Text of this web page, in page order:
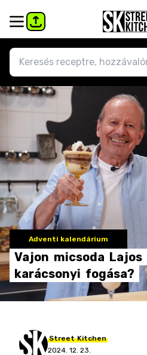
Adventi kalendárium
Vajon micsoda Lajos
karácsonyi fogása?
Street Kitchen
2024. 12. 23.